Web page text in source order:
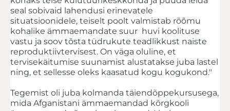
seal sobivaid lahendusi erinevatele
situatsioonidele, teiselt poolt valmistab rõõmu
kohalike ämmaemandate suur huvi koolituse
vastu ja soov tõsta tüdrukute teadlikkust naiste
reproduktiivtervisest. On väga oluline, et
tervisekäitumise suunamist alustatakse juba lastel
ning, et sellesse oleks kaasatud kogu kogukond."
Tegemist oli juba kolmanda täiendõppekursusega,
mida Afganistani ämmaemandad kõrgkooli